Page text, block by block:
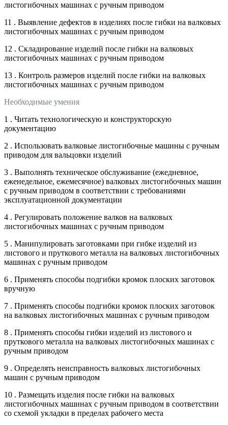
листогибочных машинах с ручным приводом
11 . Выявление дефектов в изделиях после гибки на валковых
листогибочных машинах с ручным приводом
12 . Складирование изделий после гибки на валковых
листогибочных машинах с ручным приводом
13 . Контроль размеров изделий после гибки на валковых
листогибочных машинах с ручным приводом
Необходимые умения
1 . Читать технологическую и конструкторскую
документацию
2 . Использовать валковые листогибочные машины с ручным
приводом для вальцовки изделий
3 . Выполнять техническое обслуживание (ежедневное,
еженедельное, ежемесячное) валковых листогибочных машин
с ручным приводом в соответствии с требованиями
эксплуатационной документации
4 . Регулировать положение валков на валковых
листогибочных машинах с ручным приводом
5 . Манипулировать заготовками при гибке изделий из
листового и пруткового металла на валковых листогибочных
машинах с ручным приводом
6 . Применять способы подгибки кромок плоских заготовок
вручную
7 . Применять способы подгибки кромок плоских заготовок
на валковых листогибочных машинах с ручным приводом
8 . Применять способы гибки изделий из листового и
пруткового металла на валковых листогибочных машинах с
ручным приводом
9 . Определять неисправность валковых листогибочных
машин с ручным приводом
10 . Размещать изделия после гибки на валковых
листогибочных машинах с ручным приводом в соответствии
со схемой укладки в пределах рабочего места